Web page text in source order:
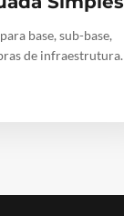
base, sub-base,
de infraestrutura.